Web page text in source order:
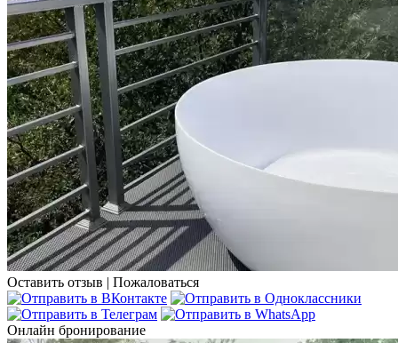
Оставить отзыв | Пожаловаться
Онлайн бронирование